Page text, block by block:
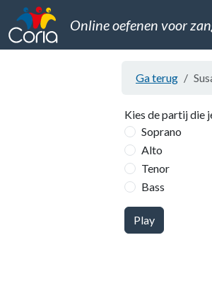
Online oefenen voor
Ga terug
Kies de partij die
Soprano
Alto
Tenor
Bass
Play